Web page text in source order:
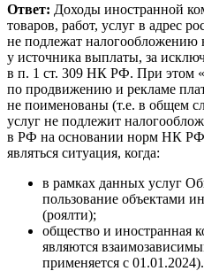
Ответ: Доходы иностранной
товаров, работ, услуг в адрес
не подлежат
у источника выплаты, за
в п. 1 ст. 309 НК РФ. При этом
по продвижению и рекламе
не поименованы (т.е. в общем
услуг не подлежит
в РФ на основании норм НК
являться ситуация, когда:
в рамках данных услуг
пользование объектами
(роялти);
общество и иностранная
являются
применяется с 01.01.2024).